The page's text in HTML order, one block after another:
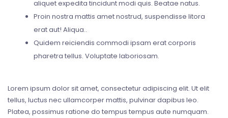
aliquet expedita tincidunt modi quis. Beatae natus.
Proin nostra mattis amet nostrud, suspendisse litora
erat aut! Aliqua..
Quidem reiciendis commodi ipsam erat corporis
pharetra tellus. Voluptate laboriosam.
Lorem ipsum dolor sit amet, consectetur adipiscing elit. Ut elit
tellus, luctus nec ullamcorper mattis, pulvinar dapibus leo.
Platea, possimus ratione do tempus tempus aute numquam.